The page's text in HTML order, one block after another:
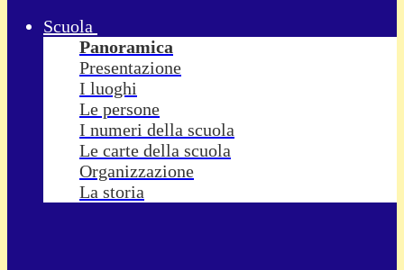
Scuola
Panoramica
Presentazione
I luoghi
Le persone
I numeri della scuola
Le carte della scuola
Organizzazione
La storia